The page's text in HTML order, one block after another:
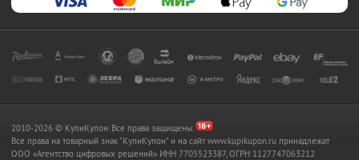
2010-2026 © КупиКупон. Все права защищены.
Все права на товарный знак "КупиКупон" и на сайт www.kupikupon.ru принадлежат
OOO «Агентство цифровых решений» ИНН 7705523387, ОГРН 1127747063212